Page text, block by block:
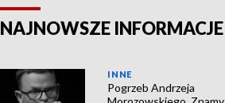
NAJNOWSZE INFORMACJE
INNE
Pogrzeb Andrzeja